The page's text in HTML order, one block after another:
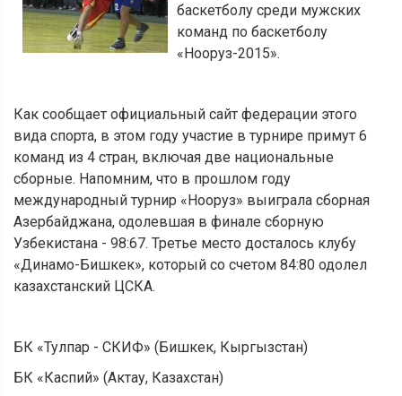
баскетболу среди мужских
команд по баскетболу
«Нооруз-2015».
Как сообщает официальный сайт федерации этого
вида спорта, в этом году участие в турнире примут 6
команд из 4 стран, включая две национальные
сборные. Напомним, что в прошлом году
международный турнир «Нооруз» выиграла сборная
Азербайджана, одолевшая в финале сборную
Узбекистана - 98:67. Третье место досталось клубу
«Динамо-Бишкек», который со счетом 84:80 одолел
казахстанский ЦСКА.
БК «Тулпар - СКИФ» (Бишкек, Кыргызстан)
БК «Каспий» (Актау, Казахстан)